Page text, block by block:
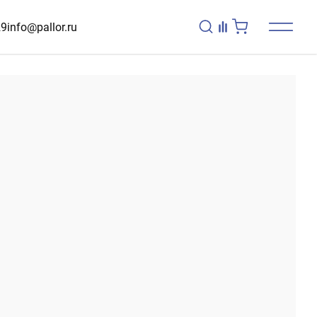
info@pallor.ru